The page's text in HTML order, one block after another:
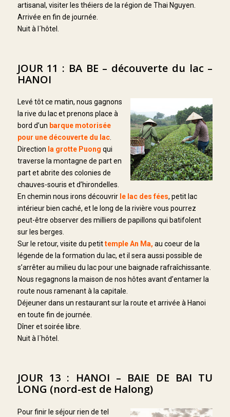
artisanal, visiter les théiers de la région de Thai Nguyen.
Arrivée en fin de journée.
Nuit à l´hôtel.
JOUR 11 : BA BE – découverte du lac –
HANOI
Levé tôt ce matin, nous gagnons
la rive du lac et prenons place à
bord d’un barque motorisée
pour une découverte du lac.
Direction la grotte Puong qui
traverse la montagne de part en
part et abrite des colonies de
chauves-souris et d’hirondelles.
En chemin nous irons découvrir le lac des fées, petit lac
intérieur bien caché, et le long de la rivière vous pourrez
peut-être observer des milliers de papillons qui batifolent
sur les berges.
Sur le retour, visite du petittemple An Ma, au coeur de la
légende de la formation du lac, et il sera aussi possible de
s’arrêter au milieu du lac pour une baignade rafraîchissante.
Nous regagnons la maison de nos hôtes avant d’entamer la
route nous ramenant à la capitale.
Déjeuner dans un restaurant sur la route et arrivée à Hanoi
en toute fin de journée.
Dîner et soirée libre.
Nuit à l´hôtel.
JOUR 13 : HANOI – BAIE DE BAI TU
LONG (nord-est de Halong)
Pour finir le séjour rien de tel